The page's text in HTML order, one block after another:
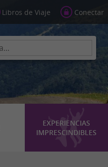
Libros de Viaje Conectar
EXPERIENCIAS
IMPRESCINDIBLES